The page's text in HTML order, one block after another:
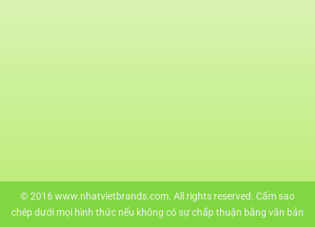
© 2016 www.nhatvietbrands.com. All rights reserved. Cấm sao
chép dưới mọi hình thức nếu không có sự chấp thuận bằng văn bản